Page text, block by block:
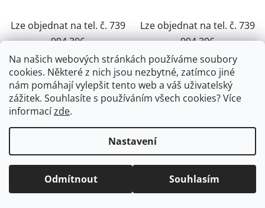
Na našich webových stránkách používáme soubory
cookies. Některé z nich jsou nezbytné, zatímco jiné
nám pomáhají vylepšit tento web a váš uživatelský
zážitek. Souhlasíte s používáním všech cookies?Více
informacízde.
Nastavení
Odmítnout Souhlasím
Lze objednat na tel. č. 739
994 396
1 960 Kč/ ks
DETAIL
Lze objednat na tel. č. 739
994 396
3 190 Kč / ks